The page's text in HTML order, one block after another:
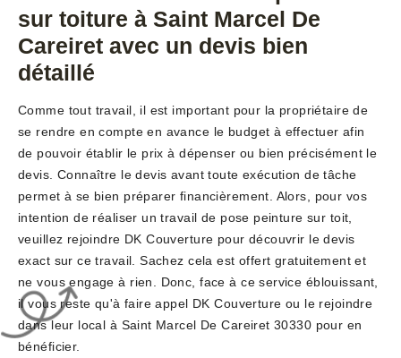
sur toiture à Saint Marcel De
Careiret avec un devis bien
détaillé
Comme tout travail, il est important pour la propriétaire de
se rendre en compte en avance le budget à effectuer afin
de pouvoir établir le prix à dépenser ou bien précisément le
devis. Connaître le devis avant toute exécution de tâche
permet à se bien préparer financièrement. Alors, pour vos
intention de réaliser un travail de pose peinture sur toit,
veuillez rejoindre DK Couverture pour découvrir le devis
exact sur ce travail. Sachez cela est offert gratuitement et
ne vous engage à rien. Donc, face à ce service éblouissant,
il vous reste qu'à faire appel DK Couverture ou le rejoindre
dans leur local à Saint Marcel De Careiret 30330 pour en
bénéficier.